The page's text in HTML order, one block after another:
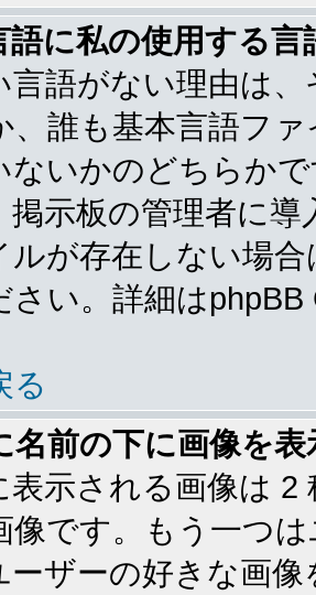
語に私の使用する
言語がない理由は
、誰も基本言語フ
ないかのどちらか
掲示板の管理者に
ルが存在しない場
さい。詳細は
る
名前の下に画像を
表示される画像は
像です。もう一つ
ーザーの好きな画